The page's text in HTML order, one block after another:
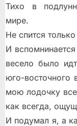
Тихо в
мире.
Не спится
И
весело было
юго-восточного
мою лодочку
как всегда,
И подумал я, а